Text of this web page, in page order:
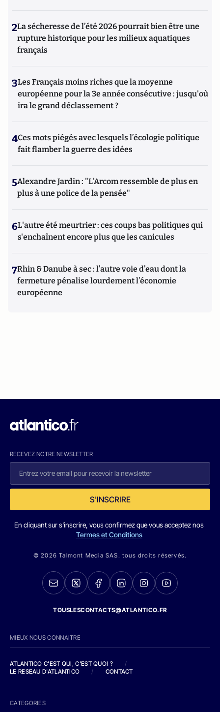
2La sécheresse de l’été 2026 pourrait bien être une
rupture historique pour les milieux aquatiques
français
3Les Français moins riches que la moyenne
européenne pour la 3e année consécutive : jusqu'où
ira le grand déclassement ?
4Ces mots piégés avec lesquels l’écologie politique
fait flamber la guerre des idées
5Alexandre Jardin : "L'Arcom ressemble de plus en
plus à une police de la pensée"
6L'autre été meurtrier : ces coups bas politiques qui
s'enchaînent encore plus que les canicules
7Rhin & Danube à sec : l’autre voie d’eau dont la
fermeture pénalise lourdement l’économie
européenne
RECEVEZ NOTRE NEWSLETTER
S'INSCRIRE
En cliquant sur s'inscrire, vous confirmez que vous acceptez nos
Termes et Conditions
© 2026 Talmont Media SAS. tous droits réservés.
TOUSLESCONTACTS@ATLANTICO.FR
MIEUX NOUS CONNAITRE
ATLANTICO C'EST QUI, C'EST QUOI ?
/
LE RESEAU D'ATLANTICO
/ CONTACT
CATEGORIES